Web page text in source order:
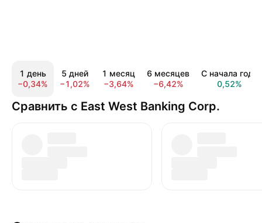
1 день
−0,34%
5 дней
−1,02%
1 месяц
−3,64%
6 месяцев
−6,42%
С начала года
0,52%
Сравнить с East West Banking Corp.